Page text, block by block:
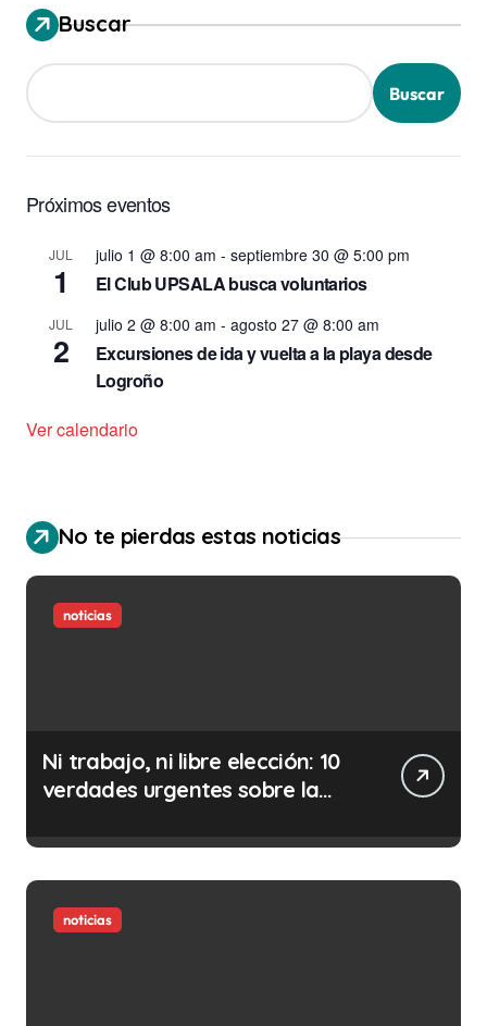
Buscar
Buscar
Próximos eventos
JUL
1
julio 1 @ 8:00 am - septiembre 30 @ 5:00 pm
El Club UPSALA busca voluntarios
JUL
2
julio 2 @ 8:00 am - agosto 27 @ 8:00 am
Excursiones de ida y vuelta a la playa desde
Logroño
Ver calendario
No te pierdas estas noticias
noticias
Ni trabajo, ni libre elección: 10
verdades urgentes sobre la
noticias